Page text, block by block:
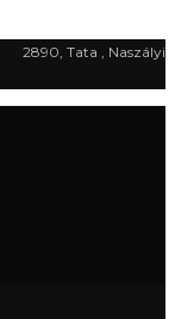
2890, Tata , Naszályi